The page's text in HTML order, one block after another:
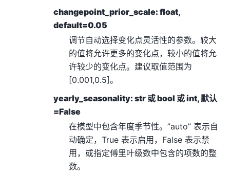
changepoint_prior_scale: float,
default=0.05
调节自动选择变化点灵活性的参数。较大
的值将允许更多的变化点，较小的值将允
许较少的变化点。建议取值范围为
[0.001,0.5]。
yearly_seasonality: str 或 bool 或 int, 默认
=False
在模型中包含年度季节性。”auto” 表示自
动确定，True 表示启用，False 表示禁
用，或指定傅里叶级数中包含的项数的整
数。